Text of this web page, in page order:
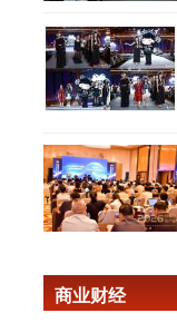
商业财经